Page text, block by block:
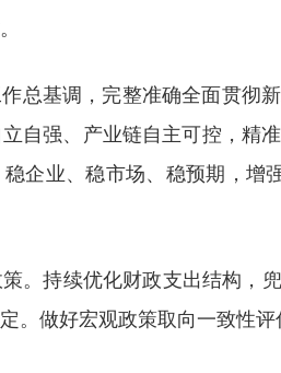
总基调，完整准确全面贯彻
自强、产业链自主可控，精
企业、稳市场、稳预期，
。持续优化财政支出结构，
。做好宏观政策取向一致性评